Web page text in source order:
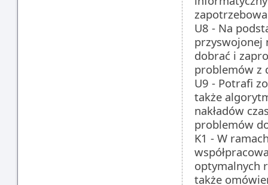
U8 - Na
przyswojonej
dobrać i
problemów z
U9 - Potrafi
także
nakładów
problemów
K1 - W
optymalnych
także